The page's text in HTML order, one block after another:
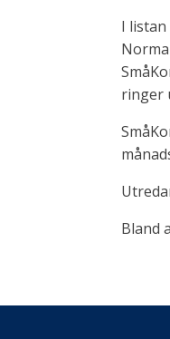
I
ringer
Bland